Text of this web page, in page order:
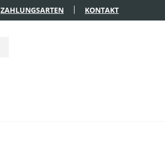
ZAHLUNGSARTEN KONTAKT